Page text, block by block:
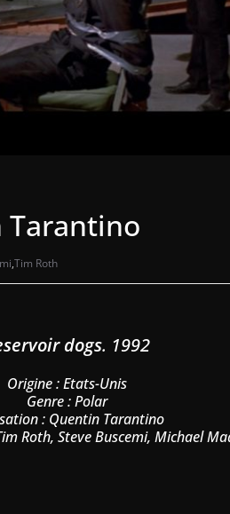
Tarantino
,Tim Roth
dogs. 1992
Origine : Etats-Unis
Genre : Polar
: Quentin Tarantino
Roth, Steve Buscemi, Michael